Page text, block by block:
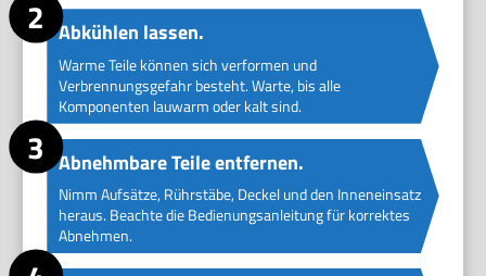
Abkühlen lassen.
Warme Teile können sich verformen und
Verbrennungsgefahr besteht. Warte, bis alle
Komponenten lauwarm oder kalt sind.
Abnehmbare Teile entfernen.
Nimm Aufsätze, Rührstäbe, Deckel und den Inneneinsatz
heraus. Beachte die Bedienungsanleitung für korrektes
Abnehmen.